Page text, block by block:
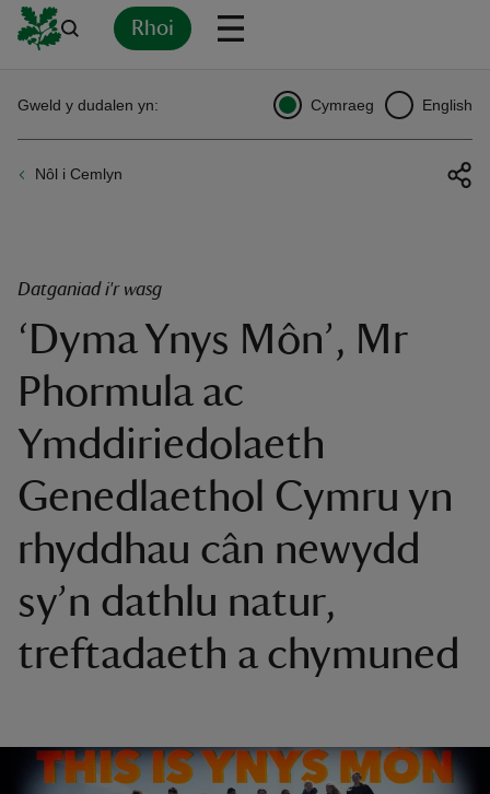
Rhoi
Nôl i Cemlyn
Gweld y dudalen yn: Cymraeg English
Datganiad i'r wasg
‘Dyma Ynys Môn’, Mr
Phormula ac
Ymddiriedolaeth
Genedlaethol Cymru yn
rhyddhau cân newydd
sy’n dathlu natur,
treftadaeth a chymuned